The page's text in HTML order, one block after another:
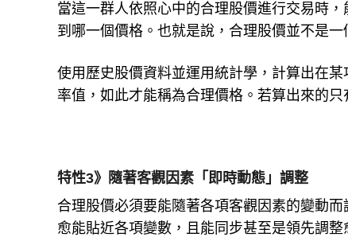
當這一群人依照心中的合理股價進行交易時
到哪一個價格。也就是說，合理股價並不是
使用歷史股價資料並運用統計學，計算出在
率值，如此才能稱為合理價格。若算出來的
特性3》隨著客觀因素「即時動態」調整
合理股價必須要能隨著各項客觀因素的變動
愈能貼近各項變數，且能同步甚至是領先調